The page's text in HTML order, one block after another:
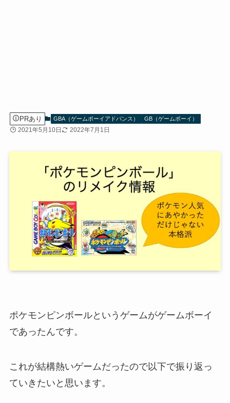
PRあり GBA（ゲームボーイアドバンス） GB（ゲームボーイ）
2021年5月10日 2022年7月1日
ポケモンピンボールというゲームがゲームボーイ
であったんです。
これが結構熱いゲームだったので以下で振り返っ
ていきたいと思います。